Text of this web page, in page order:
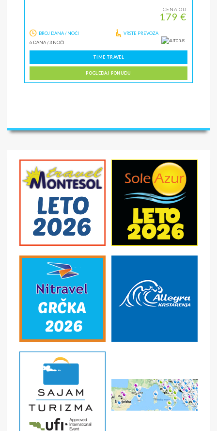
CENA OD
179 €
BROJ DANA / NOĆI
6 DANA/3 NOĆI
VRSTE PREVOZA
TIME TRAVEL
POGLEDAJ PONUDU